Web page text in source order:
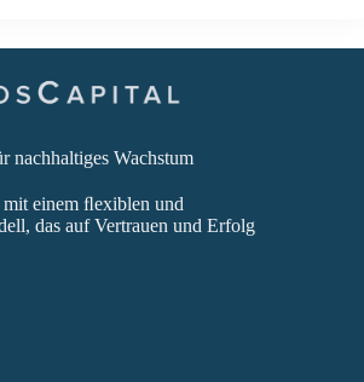
nachhaltiges Wachstum
einem ﬂexiblen und
das auf Vertrauen und Erfolg